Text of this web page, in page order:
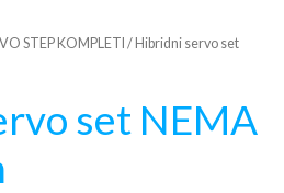
STEP KOMPLETI / Hibridni servo set
set NEMA